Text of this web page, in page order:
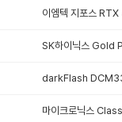
이엠텍 지포스
SK하이닉스 Gold
darkFlash
마이크로닉스